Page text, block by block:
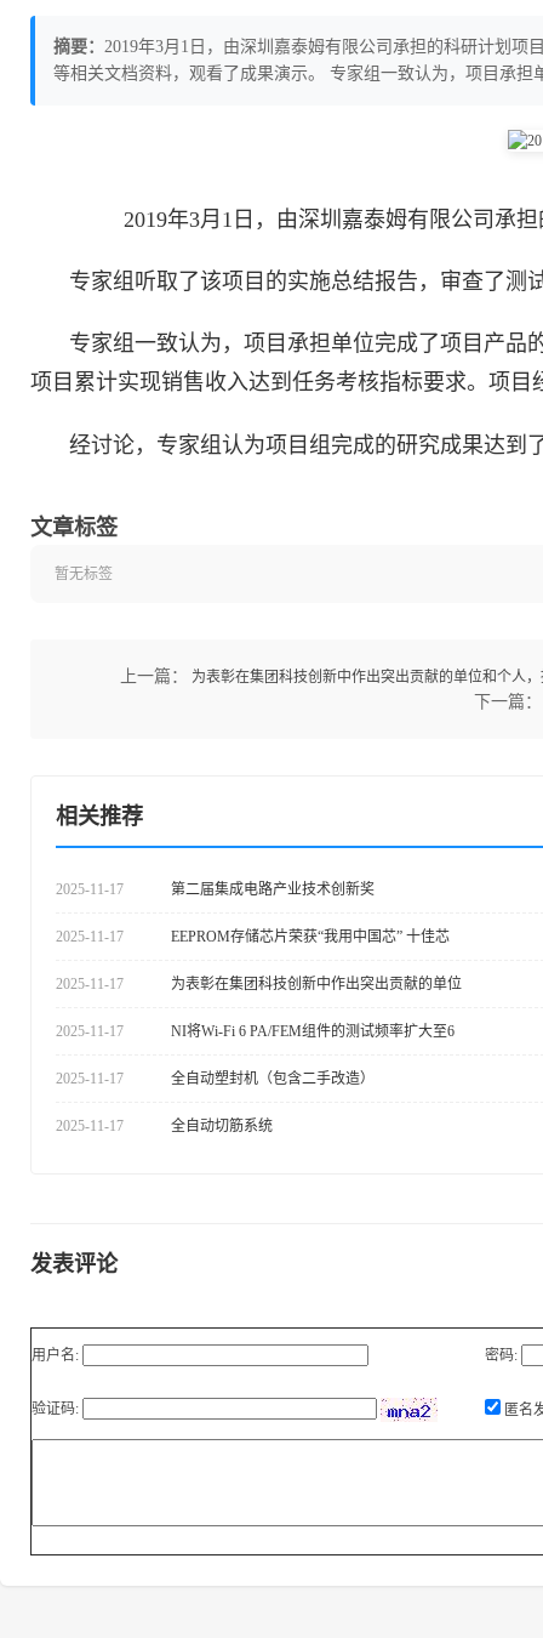
摘要： 2019年3月1日，由深圳嘉泰姆有限公司承担的科研计划
等相关文档资料，观看了成果演示。 专家组一致认为，项目承
2019年3月1日，由深圳嘉泰姆有限公司承担
专家组听取了该项目的实施总结报告，审查了测
专家组一致认为，项目承担单位完成了项目产
项目累计实现销售收入达到任务考核指标要求。项
经讨论，专家组认为项目组完成的研究成果达到
文章标签
暂无标签
上一篇： 为表彰在集团科技创新中作出突出贡献的单位和个人
下一篇：
相关推荐
2025-11-17 第二届集成电路产业技术创新奖
2025-11-17 EEPROM存储芯片荣获“我用中国芯” 十佳芯
2025-11-17 为表彰在集团科技创新中作出突出贡献的单位
2025-11-17 NI将Wi-Fi 6 PA/FEM组件的测试频率扩大至6
2025-11-17 全自动塑封机（包含二手改造）
2025-11-17 全自动切筋系统
发表评论
用户名: 密码:
验证码: 匿名